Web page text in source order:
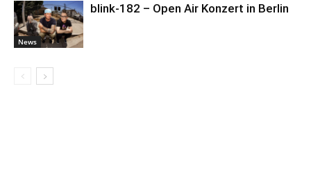
News
blink-182 – Open Air Konzert in Berlin